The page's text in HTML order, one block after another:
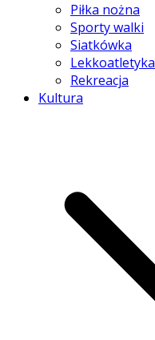
Piłka nożna
Sporty walki
Siatkówka
Lekkoatletyka
Rekreacja
Kultura